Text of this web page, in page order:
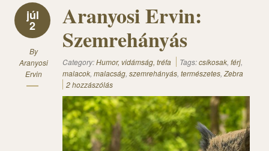
júl
2
By
Aranyosi
Ervin
Aranyosi Ervin:
Szemrehányás
Category:Humor, vidámság, tréfa Tags:csíkosak, férj,
malacok, malacság, szemrehányás, természetes, Zebra
2 hozzászólás